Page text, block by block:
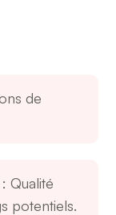
de
: Qualité
potentiels.